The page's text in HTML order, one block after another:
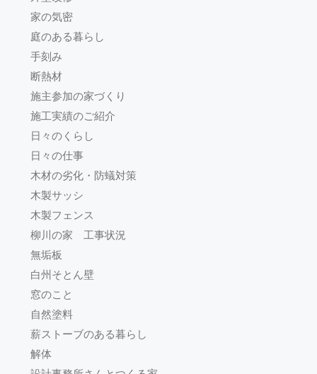
家の気密
庭のある暮らし
手刻み
断熱材
施主参加の家づくり
施工実績のご紹介
日々のくらし
日々の仕事
木材の劣化・防蟻対策
木製サッシ
木製フェンス
柳川の家 工事状況
無垢板
白州そとん壁
窓のこと
自然塗料
薪ストーブのある暮らし
解体